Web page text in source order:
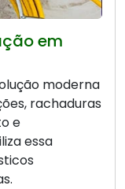
em
moderna
rachaduras
e
essa